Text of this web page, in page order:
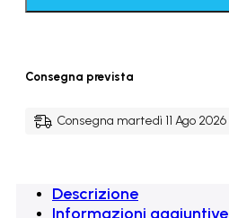
in
carbone
attivo
(GAC)
quantità
Consegna prevista
Consegna martedì 11 Ago 2026
Descrizione
Informazioni aggiuntive